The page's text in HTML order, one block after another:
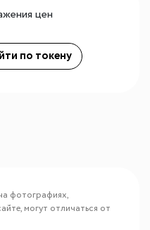
цен
по токену
фотографиях,
могут отличаться от